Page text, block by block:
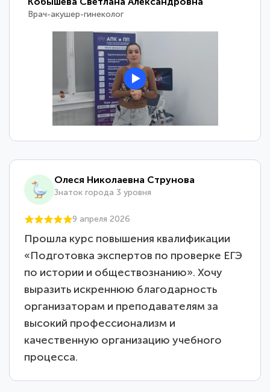
Врач-акушер-гинеколог
Олеся Николаевна Струнова
Знаток города 3 уровня
9 апреля 2026
Прошла курс повышения квалификации
«Подготовка экспертов по проверке ЕГЭ
по истории и обществознанию». Хочу
выразить искреннюю благодарность
организаторам и преподавателям за
высокий профессионализм и
качественную организацию учебного
процесса.